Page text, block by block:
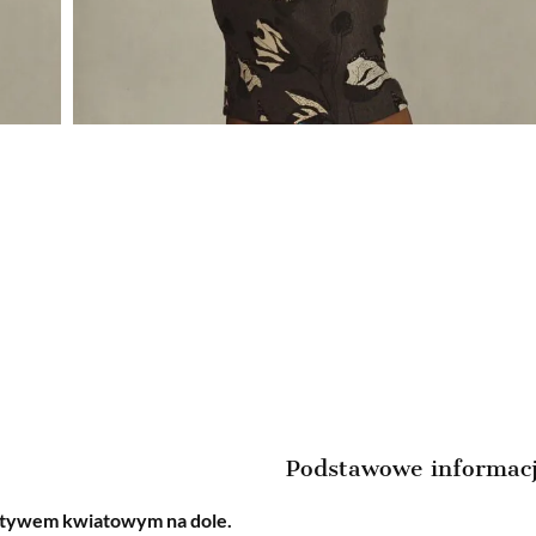
kwiatowym na dole.
Podstawowe